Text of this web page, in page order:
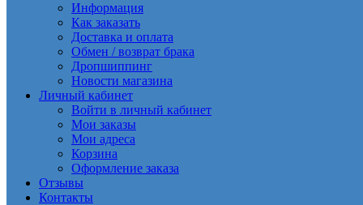
Информация
Как заказать
Доставка и оплата
Обмен / возврат брака
Дропшиппинг
Новости магазина
Личный кабинет
Войти в личный кабинет
Мои заказы
Мои адреса
Корзина
Оформление заказа
Отзывы
Контакты